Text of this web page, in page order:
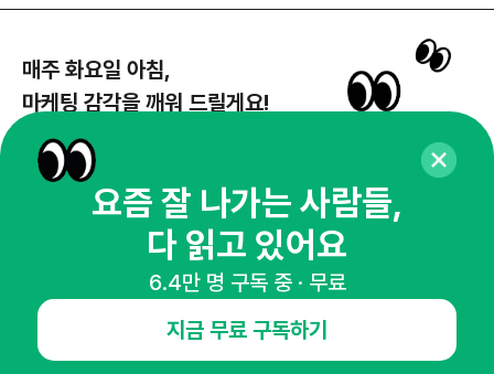
매주 화요일 아침,
마케팅 감각을 깨워 드릴게요!
뉴스레터 구독하기
오픈애즈란
요즘 잘 나가는 사람들,
다 읽고 있어요
6.4만 명 구독 중 · 무료
지금 무료 구독하기